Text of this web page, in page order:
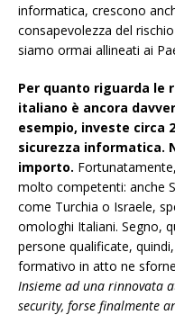
informatica, crescono
consapevolezza del
siamo ormai allineati ai
Per quanto riguarda le
italiano è ancora
esempio, investe circa
sicurezza informatica.
importo.
molto competenti: anche
come Turchia o Israele,
omologhi Italiani. Segno,
persone qualificate,
formativo in atto ne
Insieme ad una rinnovata
security, forse finalmente